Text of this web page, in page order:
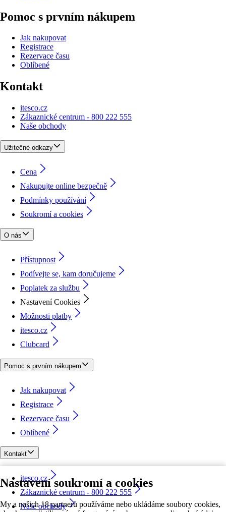
Nastavení soukromí a cookies
My a našich 18 partnerů používáme nebo ukládáme soubory cookies,
Pomoc s prvním nákupem
Jak nakupovat
Registrace
Rezervace času
Oblíbené
Kontakt
itesco.cz
Zákaznické centrum - 800 222 555
Naše obchody
Užitečné odkazy
Cena
Nakupujte online bezpečně
Podmínky používání
Soukromí a cookies
O nás
Přístupnost
Podívejte se, kam doručujeme
Poplatek za službu
Nastavení Cookies
Možnosti platby
itesco.cz
Clubcard
Pomoc s prvním nákupem
Jak nakupovat
Registrace
Rezervace času
Oblíbené
Kontakt
itesco.cz
Zákaznické centrum - 800 222 555
Naše obchody